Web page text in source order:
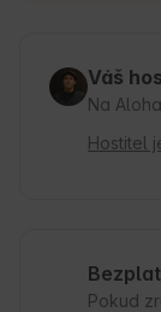
Váš
Na
Hostitel
Pokud